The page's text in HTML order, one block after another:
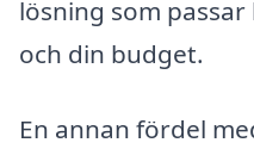
lösning som
och din budget.
En annan fördel